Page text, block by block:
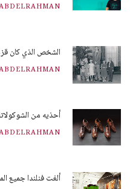
الشخص الذي كان
أحذيه من
ألغت فنلندا جميع